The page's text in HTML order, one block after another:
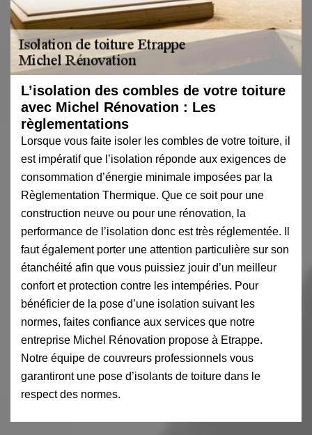
L’isolation des combles de votre toiture
avec Michel Rénovation : Les
règlementations
Lorsque vous faite isoler les combles de votre toiture, il
est impératif que l’isolation réponde aux exigences de
consommation d’énergie minimale imposées par la
Règlementation Thermique. Que ce soit pour une
construction neuve ou pour une rénovation, la
performance de l’isolation donc est très réglementée. Il
faut également porter une attention particulière sur son
étanchéité afin que vous puissiez jouir d’un meilleur
confort et protection contre les intempéries. Pour
bénéficier de la pose d’une isolation suivant les
normes, faites confiance aux services que notre
entreprise Michel Rénovation propose à Etrappe.
Notre équipe de couvreurs professionnels vous
garantiront une pose d’isolants de toiture dans le
respect des normes.